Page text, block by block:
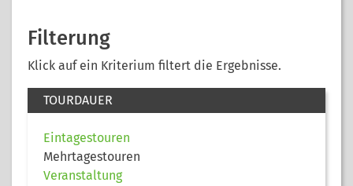
Filterung
Klick auf ein Kriterium filtert die Ergebnisse.
TOURDAUER
Eintagestouren
Mehrtagestouren
Veranstaltung